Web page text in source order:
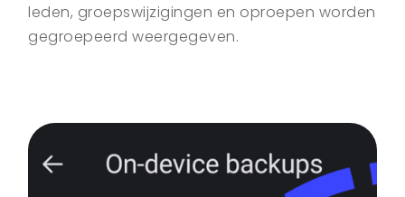
leden, groepswijzigingen en oproepen worden
gegroepeerd weergegeven.